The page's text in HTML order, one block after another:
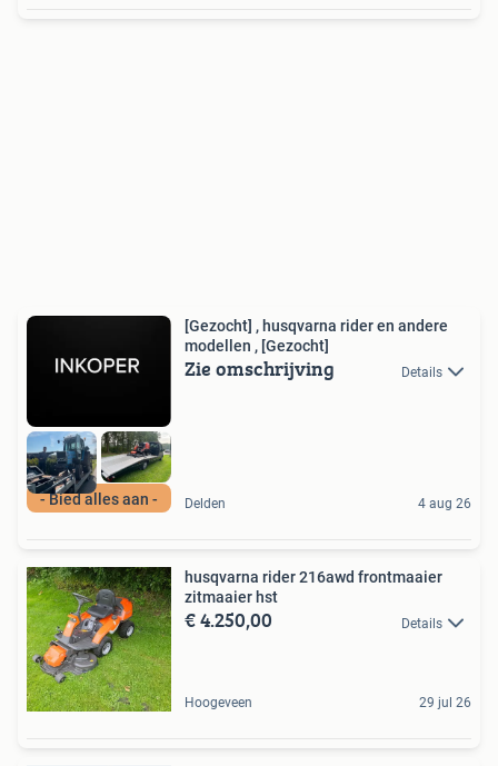
- Bied alles aan -
[Gezocht] , husqvarna rider en andere
modellen , [Gezocht]
Zie omschrijving Details
Delden 4 aug 26
husqvarna rider 216awd frontmaaier
zitmaaier hst
€ 4.250,00 Details
Hoogeveen 29 jul 26